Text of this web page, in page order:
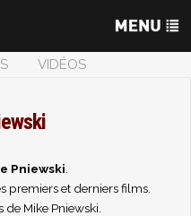
VIDÉOS
Pniewski
premiers et derniers films.
Mike Pniewski.